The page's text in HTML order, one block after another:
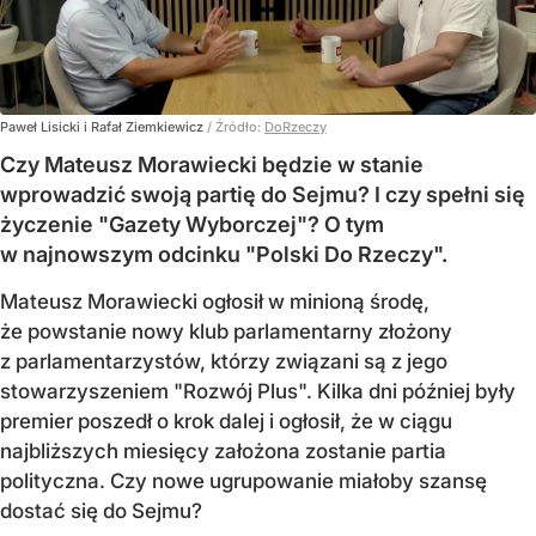
Paweł Lisicki i Rafał Ziemkiewicz / Źródło: DoRzeczy
Czy Mateusz Morawiecki będzie w stanie
wprowadzić swoją partię do Sejmu? I czy spełni się
życzenie "Gazety Wyborczej"? O tym
w najnowszym odcinku "Polski Do Rzeczy".
Mateusz Morawiecki ogłosił w minioną środę,
że powstanie nowy klub parlamentarny złożony
z parlamentarzystów, którzy związani są z jego
stowarzyszeniem "Rozwój Plus". Kilka dni później były
premier poszedł o krok dalej i ogłosił, że w ciągu
najbliższych miesięcy założona zostanie partia
polityczna. Czy nowe ugrupowanie miałoby szansę
dostać się do Sejmu?